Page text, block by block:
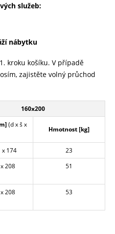
služeb:
nábytku
kroku košíku. V případě
zajistěte volný průchod
160x200
(d x š x
Hmotnost [kg]
x 174
23
208 51
208 53